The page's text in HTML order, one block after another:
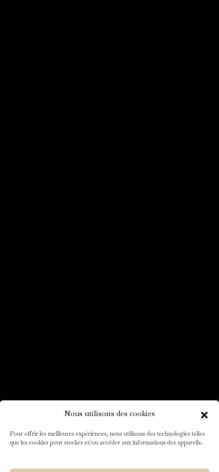
Nous utilisons des cookies
Pour offrir les meilleures expériences, nous utilisons des technologies telles
que les cookies pour stocker et/ou accéder aux informations des appareils.